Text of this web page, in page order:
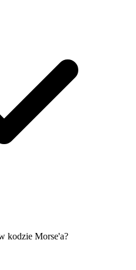
kodzie Morse'a?